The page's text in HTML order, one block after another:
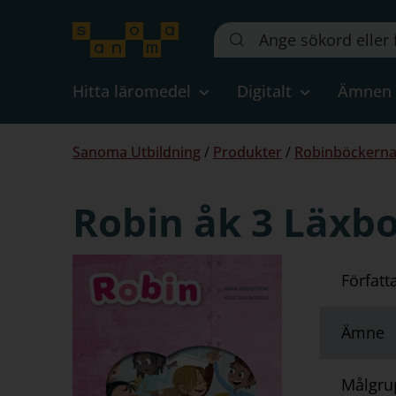
Sök
på
webbplatsen::
Hitta läromedel Digitalt Ämnen
Du
Sanoma Utbildning / Produkter /
Robin åk 3
Ämne